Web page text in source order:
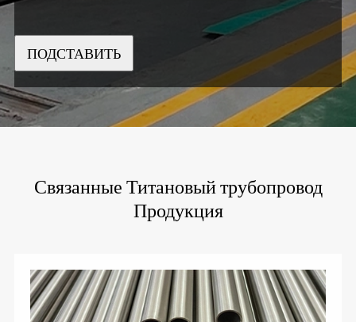
ПОДСТАВИТЬ
Связанные Титановый трубопровод
Продукция